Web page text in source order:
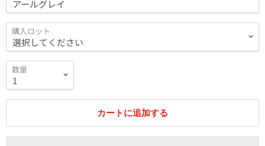
購入ロット
数量
カートに追加する